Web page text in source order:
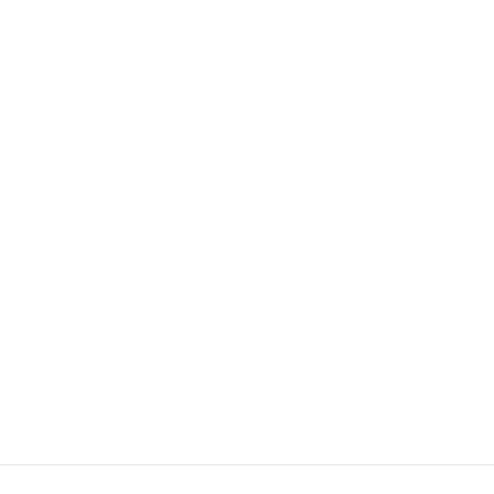
Personnalisez vos préférences pour contrôler la manière dont